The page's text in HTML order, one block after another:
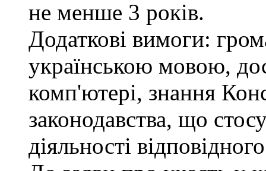
не менше 3 років.
Додаткові вимоги:
українською мовою,
комп'ютері, знання
законодавства, що
діяльності